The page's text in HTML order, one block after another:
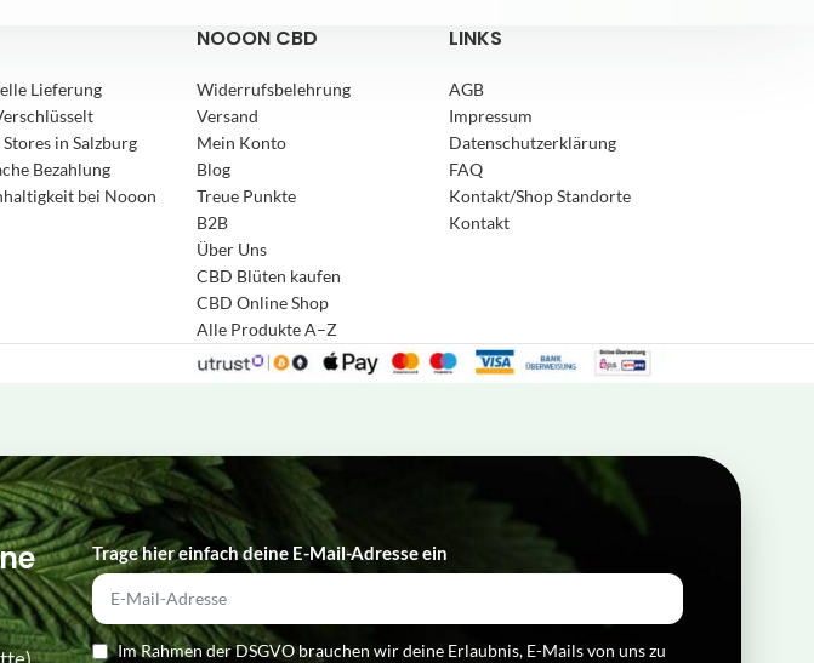
Lieferung
in Salzburg
Bezahlung
bei Nooon
NOOON CBD
Widerrufsbelehrung
Versand
Mein Konto
Blog
Treue Punkte
B2B
Über Uns
CBD Blüten kaufen
CBD Online Shop
Alle Produkte A–Z
LINKS
AGB
Impressum
Datenschutzerklärung
FAQ
Kontakt/Shop Standorte
Kontakt
Trage hier einfach deine E-Mail-Adresse ein​
Im Rahmen der DSGVO brauchen wir deine Erlaubnis, E-Mails von uns zu
Facebook
3.8.2026
Herbert Zuschrott
Die Lieferung ist nach eineinhalb Wochen immer
Twitter
Facebook